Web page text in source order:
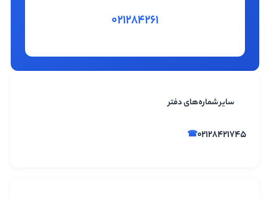
۰۲۱۲۸۴۲۶۱
سایر شماره‌های دفتر
۰۲۱۲۸۴۲۱۷۴۵